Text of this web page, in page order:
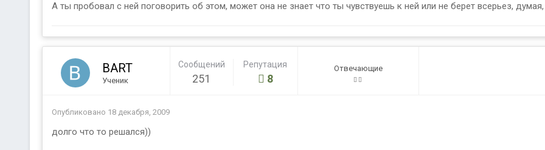
А ты пробовал с ней поговорить об этом, может она не знает что ты чувствуешь к ней или не берет всерьез,
BART
Ученик
Сообщений
251
Репутация
8
Отвечающие
Опубликовано 18 декабря, 2009
долго что то решался))